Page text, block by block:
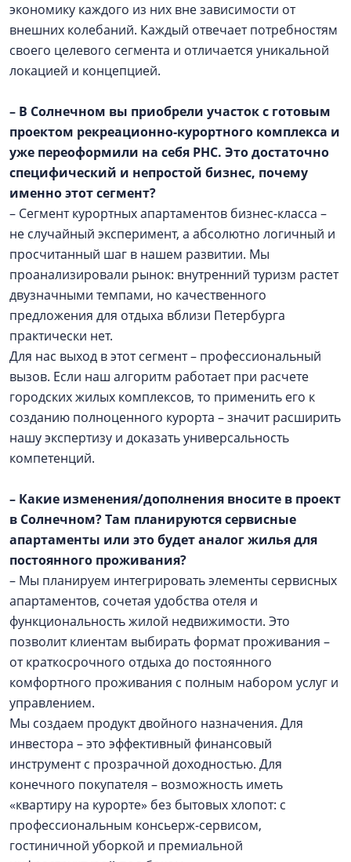
экономику каждого из них вне зависимости от
внешних колебаний. Каждый отвечает потребностям
своего целевого сегмента и отличается уникальной
локацией и концепцией.
– В Солнечном вы приобрели участок с готовым
проектом рекреационно-курортного комплекса и
уже переоформили на себя РНС. Это достаточно
специфический и непростой бизнес, почему
именно этот сегмент?
– Сегмент курортных апартаментов бизнес-класса –
не случайный эксперимент, а абсолютно логичный и
просчитанный шаг в нашем развитии. Мы
проанализировали рынок: внутренний туризм растет
двузначными темпами, но качественного
предложения для отдыха вблизи Петербурга
практически нет.
Для нас выход в этот сегмент – профессиональный
вызов. Если наш алгоритм работает при расчете
городских жилых комплексов, то применить его к
созданию полноценного курорта – значит расширить
нашу экспертизу и доказать универсальность
компетенций.
– Какие изменения/дополнения вносите в проект
в Солнечном? Там планируются сервисные
апартаменты или это будет аналог жилья для
постоянного проживания?
– Мы планируем интегрировать элементы сервисных
апартаментов, сочетая удобства отеля и
функциональность жилой недвижимости. Это
позволит клиентам выбирать формат проживания –
от краткосрочного отдыха до постоянного
комфортного проживания с полным набором услуг и
управлением.
Мы создаем продукт двойного назначения. Для
инвестора – это эффективный финансовый
инструмент с прозрачной доходностью. Для
конечного покупателя – возможность иметь
«квартиру на курорте» без бытовых хлопот: с
профессиональным консьерж-сервисом,
гостиничной уборкой и премиальной